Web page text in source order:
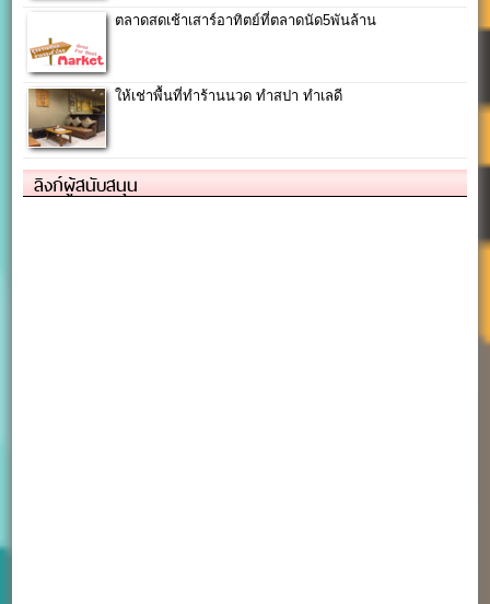
ตลาดสดเช้าเสาร์อาทิตย์ที่ตลาดนัด5พันล้าน
ให้เช่าพื้นที่ทำร้านนวด ทำสปา ทำเลดี
ลิงก์ผู้สนับสนุน